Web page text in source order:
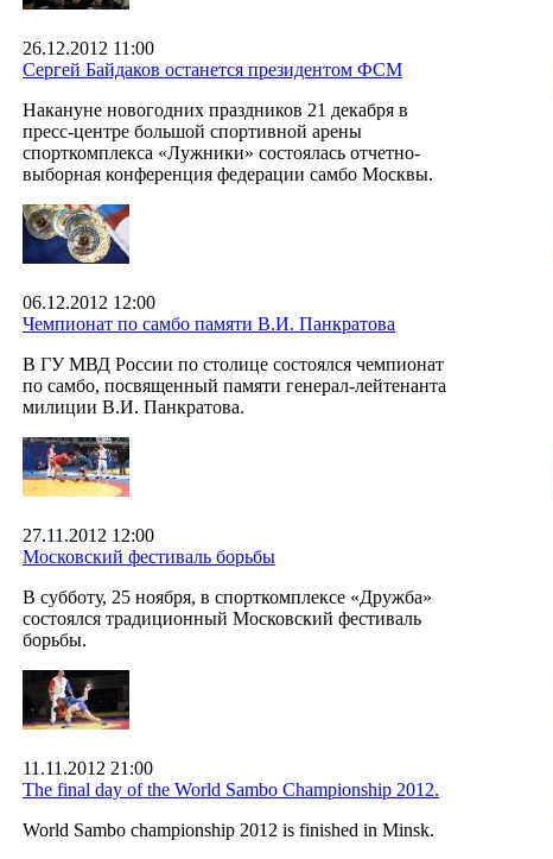
26.12.2012 11:00
Сергей Байдаков останется президентом ФСМ
Накануне новогодних праздников 21 декабря в
пресс-центре большой спортивной арены
спорткомплекса «Лужники» состоялась отчетно-
выборная конференция федерации самбо Москвы.
06.12.2012 12:00
Чемпионат по самбо памяти В.И. Панкратова
В ГУ МВД России по столице состоялся чемпионат
по самбо, посвященный памяти генерал-лейтенанта
милиции В.И. Панкратова.
27.11.2012 12:00
Московский фестиваль борьбы
В субботу, 25 ноября, в спорткомплексе «Дружба»
состоялся традиционный Московский фестиваль
борьбы.
11.11.2012 21:00
The final day of the World Sambo Championship 2012.
World Sambo championship 2012 is finished in Minsk.